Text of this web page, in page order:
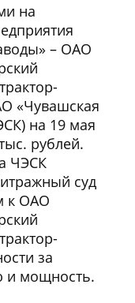
на
– ОАО
«Чувашская
на 19 мая
рублей.
ЧЭСК
суд
к ОАО
за
и мощность.